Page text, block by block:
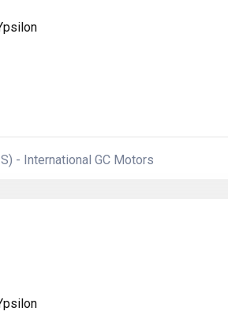
- International GC Motors